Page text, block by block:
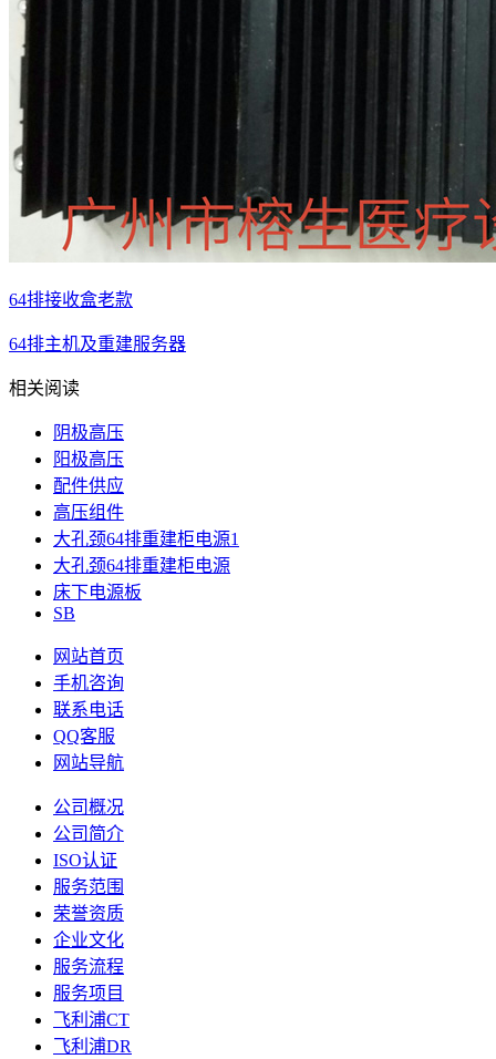
64排接收盒老款
64排主机及重建服务器
相关阅读
阴极高压
阳极高压
配件供应
高压组件
大孔颈64排重建柜电源1
大孔颈64排重建柜电源
床下电源板
SB
网站首页
手机咨询
联系电话
QQ客服
网站导航
公司概况
公司简介
ISO认证
服务范围
荣誉资质
企业文化
服务流程
服务项目
飞利浦CT
飞利浦DR